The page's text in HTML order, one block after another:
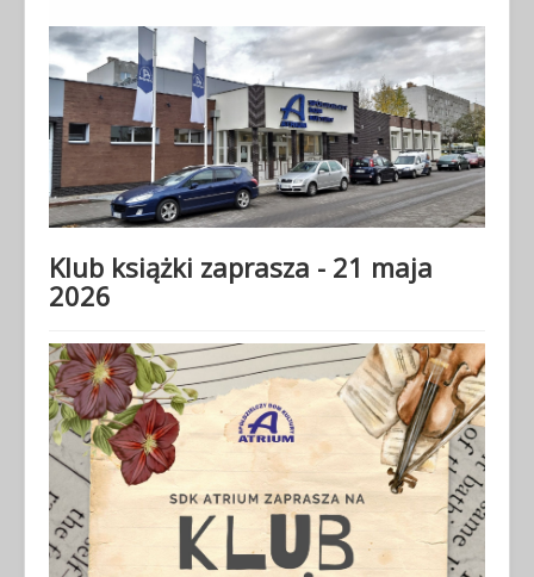
Klub książki zaprasza - 21 maja
2026